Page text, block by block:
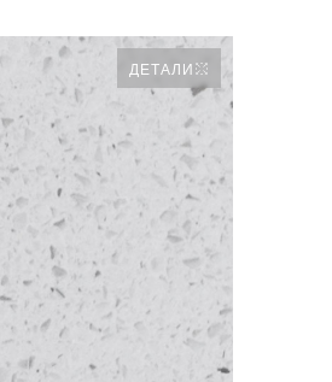
ДЕТАЛИ